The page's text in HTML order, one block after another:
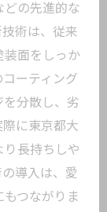
どの先進的な
術は、従来
装面をしっか
ーティング
分散し、劣
に東京都大
長持ちしや
導入は、愛
つながりま